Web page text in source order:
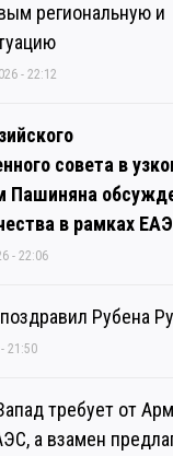
региональную и
- 22:12
совета в
Пашиняна
в рамках
- 22:06
Рубена
21:50
требует от
а взамен